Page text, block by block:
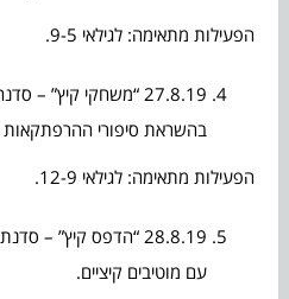
הפעילות מתאימה: לגילאי 9-5.
27.8.19 “משחקי קיץ”
בהשראת סיפורי ההרפתקאות
הפעילות מתאימה: לגילאי 12-9.
28.8.19 “הדפס קיץ”
עם מוטיבים קיציים.